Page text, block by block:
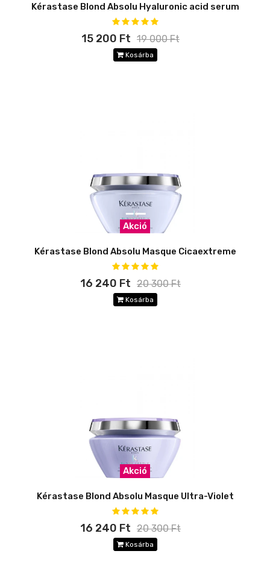
Kérastase Blond Absolu Hyaluronic acid serum
15 200 Ft 19 000 Ft
Kosárba
Akció
Kérastase Blond Absolu Masque Cicaextreme
16 240 Ft 20 300 Ft
Kosárba
Akció
Kérastase Blond Absolu Masque Ultra-Violet
16 240 Ft 20 300 Ft
Kosárba